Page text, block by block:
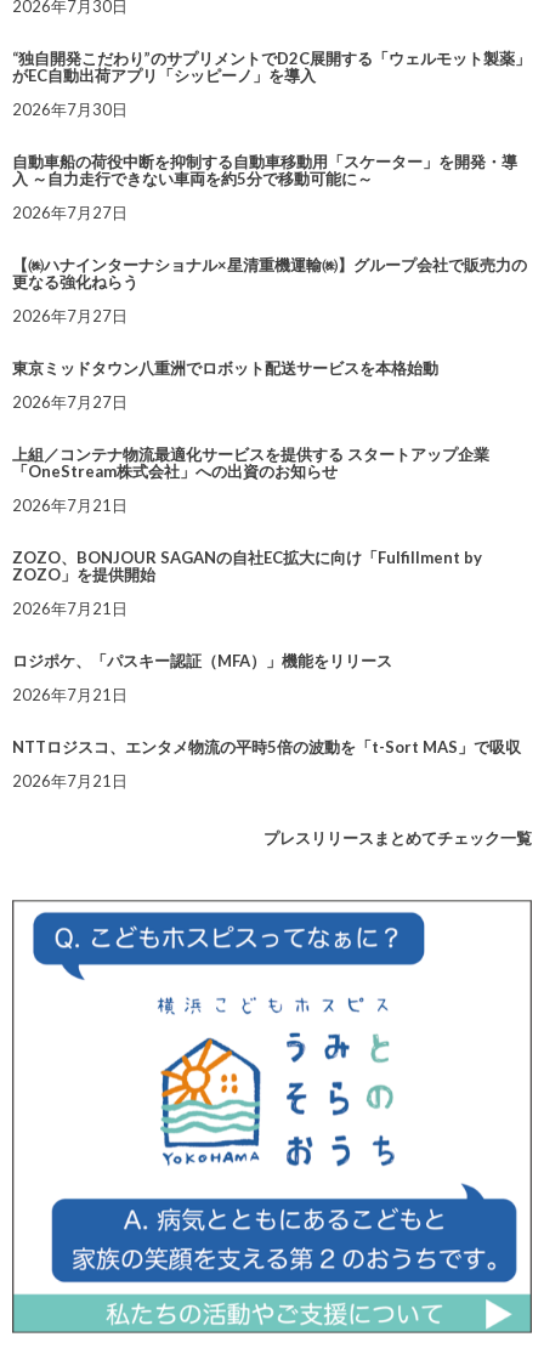
2026年7月30日
“独自開発こだわり”のサプリメントでD2C展開する「ウェルモット製薬」
がEC自動出荷アプリ「シッピーノ」を導入
2026年7月30日
自動車船の荷役中断を抑制する自動車移動用「スケーター」を開発・導
入 ～自力走行できない車両を約5分で移動可能に～
2026年7月27日
【㈱ハナインターナショナル×星清重機運輸㈱】グループ会社で販売力の
更なる強化ねらう
2026年7月27日
東京ミッドタウン八重洲でロボット配送サービスを本格始動
2026年7月27日
上組／コンテナ物流最適化サービスを提供する スタートアップ企業
「OneStream株式会社」への出資のお知らせ
2026年7月21日
ZOZO、BONJOUR SAGANの自社EC拡大に向け「Fulfillment by
ZOZO」を提供開始
2026年7月21日
ロジポケ、「パスキー認証（MFA）」機能をリリース
2026年7月21日
NTTロジスコ、エンタメ物流の平時5倍の波動を「t-Sort MAS」で吸収
2026年7月21日
プレスリリースまとめてチェック一覧